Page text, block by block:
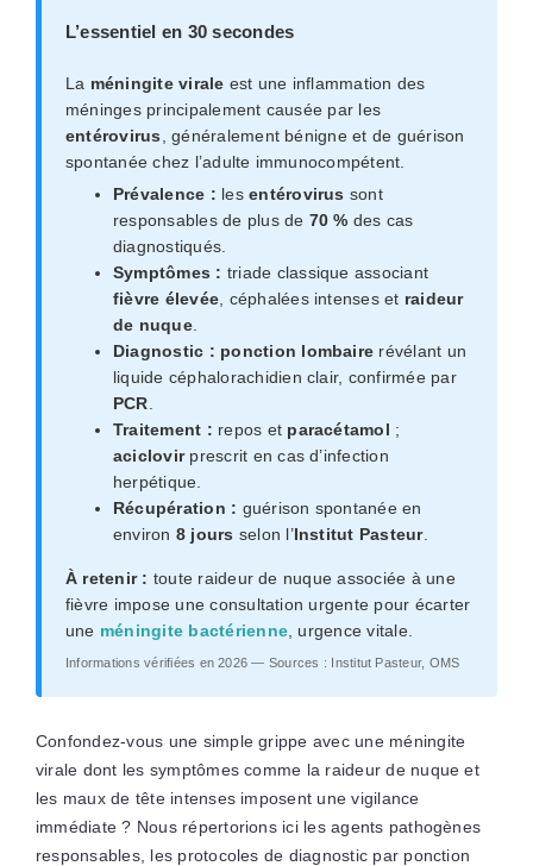
L’essentiel en 30 secondes
La méningite virale est une inflammation des
méninges principalement causée par les
entérovirus
, généralement bénigne et de guérison
spontanée chez l’adulte immunocompétent.
Prévalence : lesentérovirus sont
responsables de plus de 70 % des cas
diagnostiqués.
Symptômes : triade classique associant
fièvre élevée , céphalées intenses et raideur
de nuque.
Diagnostic : ponction lombaire révélant un
liquide céphalorachidien clair, confirmée par
PCR
Traitement : repos et paracétamol ;
aciclovirprescrit en cas d’infection
herpétique.
Récupération : guérison spontanée en
environ 8 jours selon l’Institut Pasteur.
À retenir : toute raideur de nuque associée à une
fièvre impose une consultation urgente pour écarter
une méningite bactérienne , urgence vitale.
Informations vérifiées en 2026 — Sources : Institut Pasteur, OMS
Confondez-vous une simple grippe avec une méningite
virale dont les symptômes comme la raideur de nuque et
les maux de tête intenses imposent une vigilance
immédiate ? Nous répertorions ici les agents pathogènes
responsables, les protocoles de diagnostic par ponction